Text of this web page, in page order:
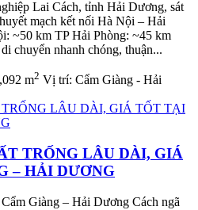
Lai Cách, tỉnh Hải Dương, sát
mạch kết nối Hà Nội – Hải
~50 km TP Hải Phòng: ~45 km
chuyển nhanh chóng, thuận...
m2 Vị trí: Cẩm Giàng - Hải
TRỐNG LÂU DÀI, GIÁ
– HẢI DƯƠNG
Giàng – Hải Dương Cách ngã